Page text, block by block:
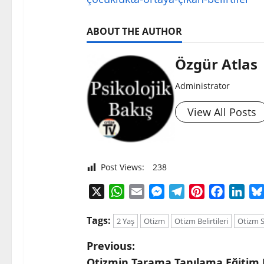
ABOUT THE AUTHOR
Özgür Atlas
Administrator
View All Posts
Post Views: 238
WhatsApp
Email Messenger
TelegramPinterestFacebook
Tags: 2 Yaş Otizm Otizm Belirtileri Otizm
P
Previous: